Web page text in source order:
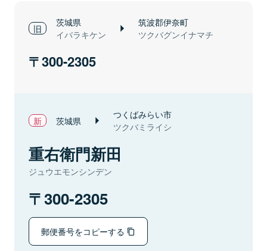
茨城県
イバラキケン
筑波郡伊奈町
ツクバグンイナマチ
300-2305
茨城県 つくばみらい市
ツクバミライシ
重右衛門新田
ジュウエモンシンデン
300-2305
郵便番号をコピーする